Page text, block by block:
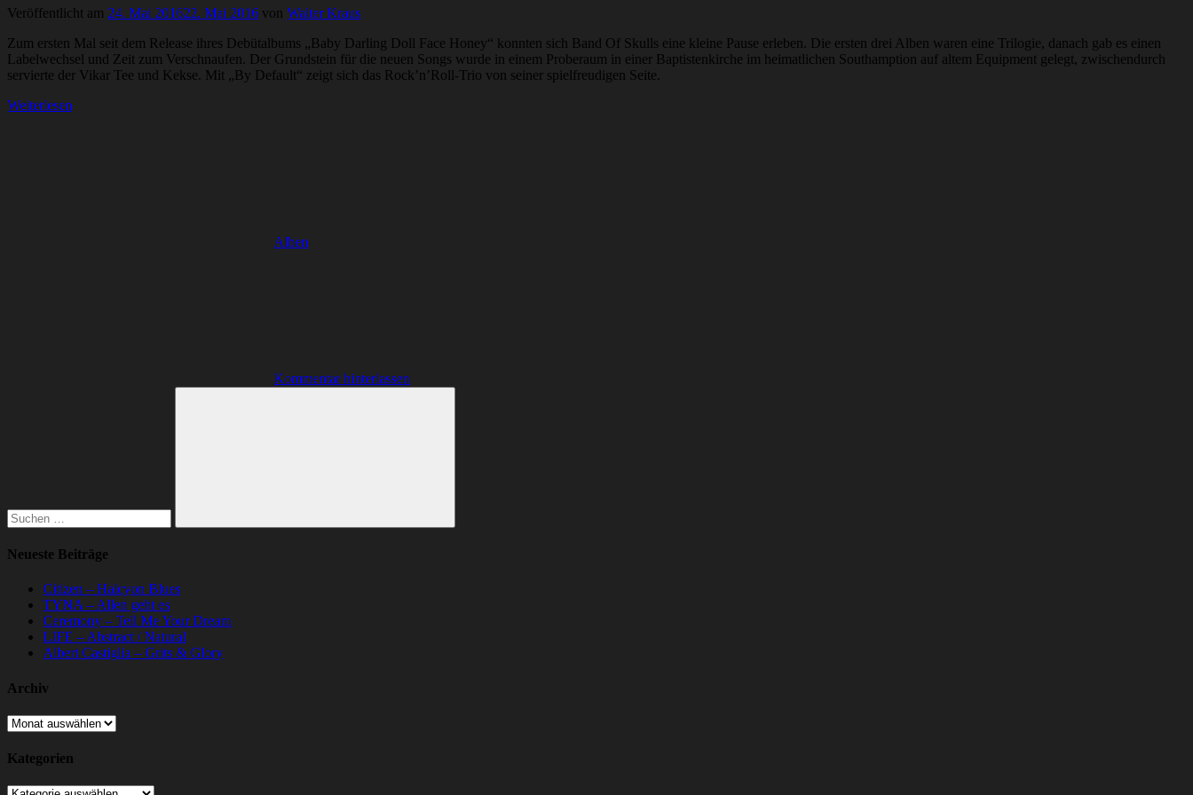
Veröffentlicht am 24. Mai 201622. Mai 2016 von Walter Kraus
Zum ersten Mal seit dem Release ihres Debütalbums „Baby Darling Doll Face Honey“ konnten sich Band Of Skulls eine kleine Pause erleben. Die ersten drei Alben waren eine Trilogie, danach gab es einen
Labelwechsel und Zeit zum Verschnaufen. Der Grundstein für die neuen Songs wurde in einem Proberaum in einer Baptistenkirche im heimatlichen Southamption auf altem Equipment gelegt, zwischendurch
servierte der Vikar Tee und Kekse. Mit „By Default“ zeigt sich das Rock’n’Roll-Trio von seiner spielfreudigen Seite.
Weiterlesen
Alben
Kommentar hinterlassen
Suchen
Neueste Beiträge
Citizen – Halcyon Blues
TYNA – Allen geht es
Ceremony – Tell Me Your Dream
LIFE – Abstract / Natural
Albert Castiglia – Grits & Glory
Archiv
Archiv
Kategorien